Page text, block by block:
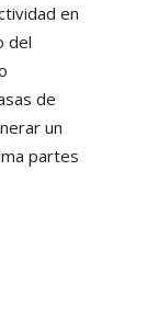
en
del
de
un
partes